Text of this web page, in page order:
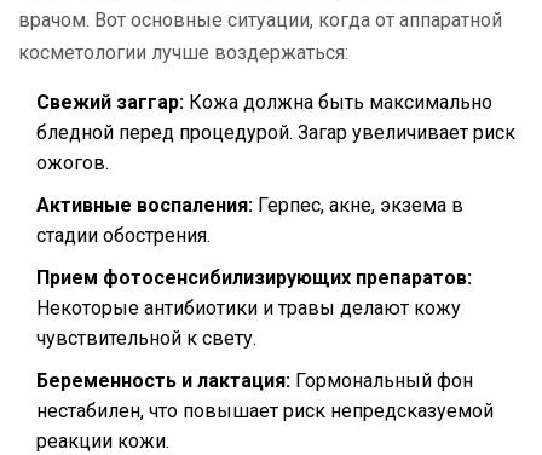
врачом. Вот основные ситуации, когда от аппаратной
косметологии лучше воздержаться:
Свежий заггар: Кожа должна быть максимально
бледной перед процедурой. Загар увеличивает риск
ожогов.
Активные воспаления: Герпес, акне, экзема в
стадии обострения.
Прием фотосенсибилизирующих препаратов:
Некоторые антибиотики и травы делают кожу
чувствительной к свету.
Беременность и лактация: Гормональный фон
нестабилен, что повышает риск непредсказуемой
реакции кожи.